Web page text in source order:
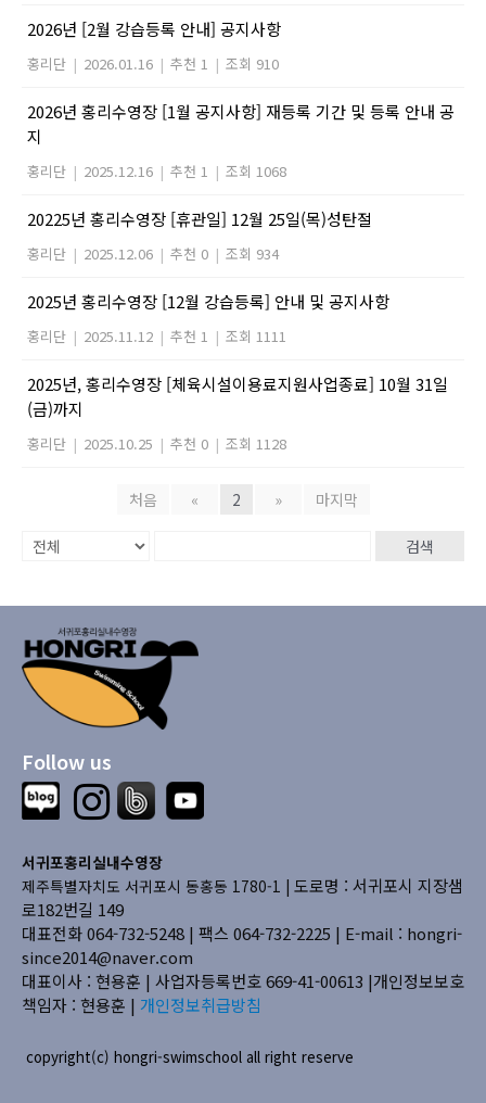
2026년 [2월 강습등록 안내] 공지사항
홍리단 | 2026.01.16 | 추천 1 | 조회 910
2026년 홍리수영장 [1월 공지사항] 재등록 기간 및 등록 안내 공
지
홍리단 | 2025.12.16 | 추천 1 | 조회 1068
20225년 홍리수영장 [휴관일] 12월 25일(목)성탄절
홍리단 | 2025.12.06 | 추천 0 | 조회 934
2025년 홍리수영장 [12월 강습등록] 안내 및 공지사항
홍리단 | 2025.11.12 | 추천 1 | 조회 1111
2025년, 홍리수영장 [체육시설이용료지원사업종료] 10월 31일
(금)까지
홍리단 | 2025.10.25 | 추천 0 | 조회 1128
처음 « 2 » 마지막
검색
Follow us
서귀포홍리실내수영장
제주특별자치도 서귀포시 동홍동 1780-1 | 도로명 : 서귀포시 지장샘
로182번길 149
대표전화 064-732-5248 | 팩스 064-732-2225 | E-mail : hongri-
since2014@naver.com
대표이사 : 현용훈 | 사업자등록번호 669-41-00613 |개인정보보호
책임자 : 현용훈 | 개인정보취급방침
copyright(c) hongri-swimschool all right reserve